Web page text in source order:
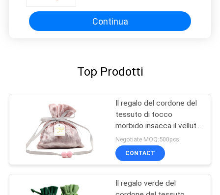
Continua
Top Prodotti
Il regalo del cordone del
tessuto di tocco
morbido insacca il velluto
di alta qualità materiale
con l'etichetta di saluto
Negotiate MOQ:500pcs
CONTACT
Il regalo verde del